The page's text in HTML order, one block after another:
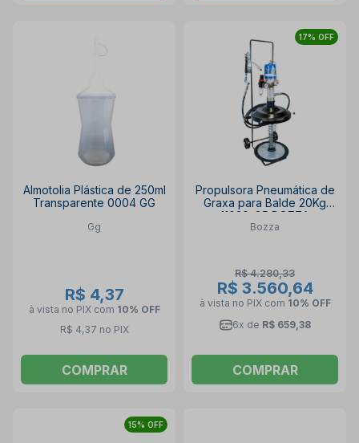
Almotolia Plástica de 250ml
Transparente 0004 GG
Gg
R$ 4,37
à vista no PIX com 10% OFF
R$ 4,37 no PIX
COMPRAR
17% OFF
Propulsora Pneumática de
Graxa para Balde 20Kg
11030-G5 BOZZA
Bozza
R$ 4.280,33
R$ 3.560,64
à vista no PIX com 10% OFF
6x de R$ 659,38
COMPRAR
15% OFF